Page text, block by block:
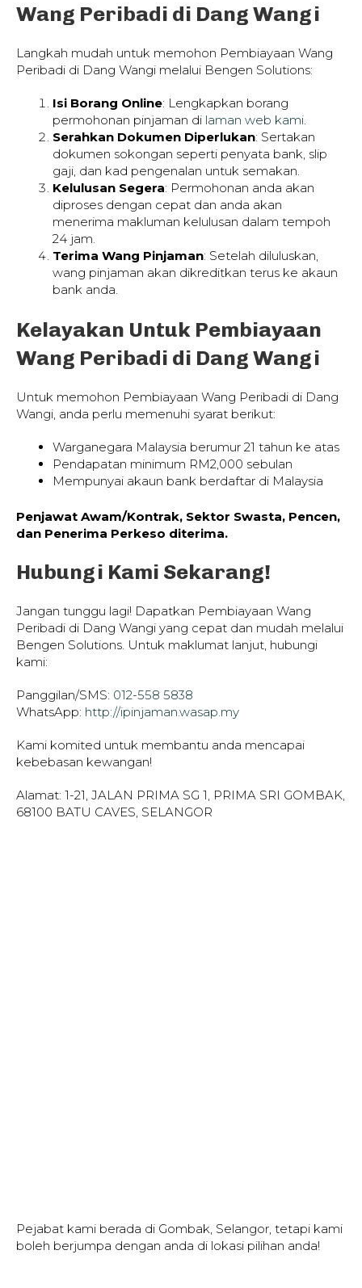
Wang Peribadi di Dang Wangi
Langkah mudah untuk memohon Pembiayaan Wang
Peribadi di Dang Wangi melalui Bengen Solutions:
Isi Borang Online: Lengkapkan borang
permohonan pinjaman di laman web kami
Serahkan Dokumen Diperlukan: Sertakan
dokumen sokongan seperti penyata bank, slip
gaji, dan kad pengenalan untuk semakan.
Kelulusan Segera: Permohonan anda akan
diproses dengan cepat dan anda akan
menerima makluman kelulusan dalam tempoh
24 jam.
Terima Wang Pinjaman: Setelah diluluskan,
wang pinjaman akan dikreditkan terus ke akaun
bank anda.
Kelayakan Untuk Pembiayaan
Wang Peribadi di Dang Wangi
Untuk memohon Pembiayaan Wang Peribadi di Dang
Wangi, anda perlu memenuhi syarat berikut:
Warganegara Malaysia berumur 21 tahun ke atas
Pendapatan minimum RM2,000 sebulan
Mempunyai akaun bank berdaftar di Malaysia
Penjawat Awam/Kontrak, Sektor Swasta, Pencen,
dan Penerima Perkeso diterima.
Hubungi Kami Sekarang!
Jangan tunggu lagi! Dapatkan Pembiayaan Wang
Peribadi di Dang Wangi yang cepat dan mudah melalui
Bengen Solutions. Untuk maklumat lanjut, hubungi
kami:
Panggilan/SMS: 012-558 5838
WhatsApp: http://ipinjaman.wasap.my
Kami komited untuk membantu anda mencapai
kebebasan kewangan!
Alamat: 1-21, JALAN PRIMA SG 1, PRIMA SRI GOMBAK,
68100 BATU CAVES, SELANGOR
Pejabat kami berada di Gombak, Selangor, tetapi kami
boleh berjumpa dengan anda di lokasi pilihan anda!